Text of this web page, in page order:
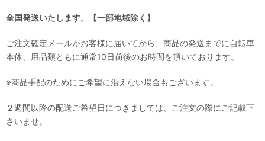
全国発送いたします。【一部地域除く】
ご注文確定メールがお客様に届いてから、商品の発送までに自転車
本体、用品類ともに通常10日前後のお時間を頂いております。
※商品手配のためにご希望に沿えない場合もございます。
２週間以降の配送ご希望日につきましては、ご注文の際にご記載下
さいませ。